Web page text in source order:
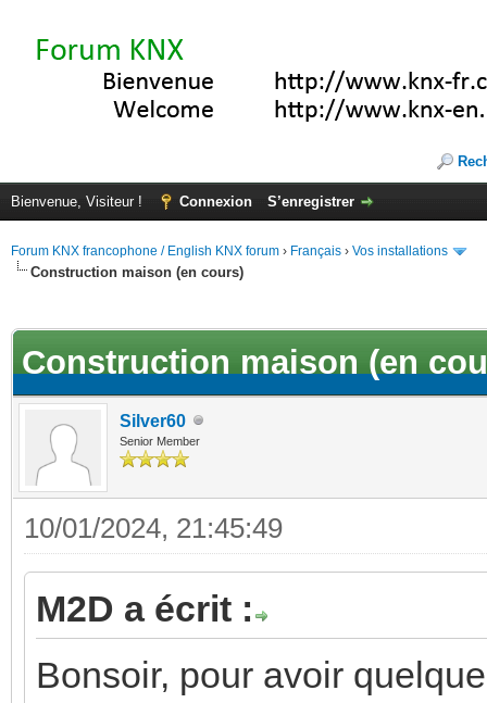
Bienvenue, Visiteur ! Connexion S’enregistrer
Forum KNX francophone / English KNX forum › Français › Vos installations
Construction maison (en cours)
Construction maison (en
Silver60
Senior Member
10/01/2024, 21:45:49
M2D a écrit :
Bonsoir, pour avoir